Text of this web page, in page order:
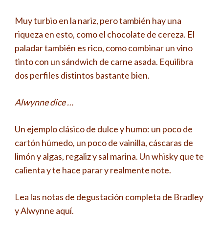
Muy turbio en la nariz, pero también hay una
riqueza en esto, como el chocolate de cereza. El
paladar también es rico, como combinar un vino
tinto con un sándwich de carne asada. Equilibra
dos perfiles distintos bastante bien.
Alwynne dice …
Un ejemplo clásico de dulce y humo: un poco de
cartón húmedo, un poco de vainilla, cáscaras de
limón y algas, regaliz y sal marina. Un whisky que te
calienta y te hace parar y realmente note.
Lea las notas de degustación completa de Bradley
y Alwynne aquí.